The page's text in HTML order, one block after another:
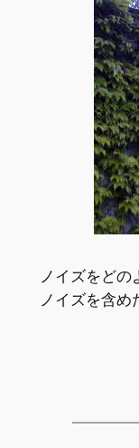
ノイズをど
ノイズを含め